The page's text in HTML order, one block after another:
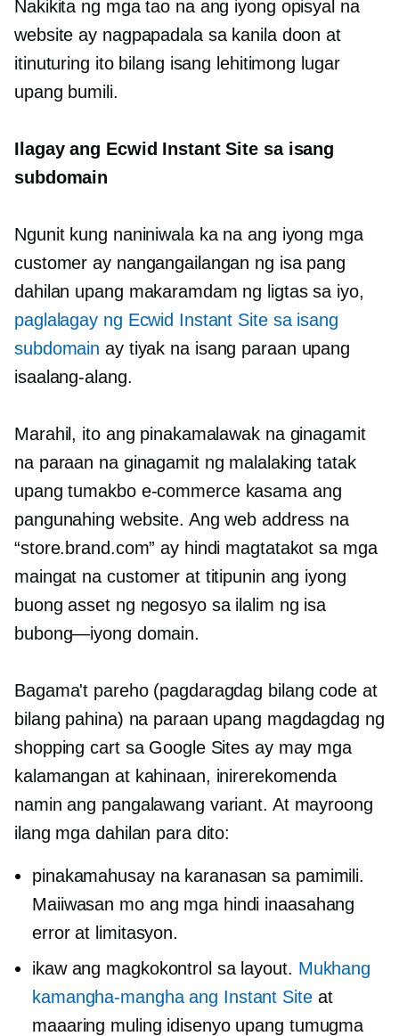
Nakikita ng mga tao na ang iyong opisyal na
website ay nagpapadala sa kanila doon at
itinuturing ito bilang isang lehitimong lugar
upang bumili.
Ilagay ang Ecwid Instant Site sa isang
subdomain
Ngunit kung naniniwala ka na ang iyong mga
customer ay nangangailangan ng isa pang
dahilan upang makaramdam ng ligtas sa iyo,
paglalagay ng Ecwid Instant Site sa isang
subdomain ay tiyak na isang paraan upang
isaalang-alang.
Marahil, ito ang pinakamalawak na ginagamit
na paraan na ginagamit ng malalaking tatak
upang tumakbo e-commercekasama ang
pangunahing website. Ang web address na
“store.brand.com” ay hindi magtatakot sa mga
maingat na customer at titipunin ang iyong
buong asset ng negosyo sa ilalim ng isa
bubong—iyong domain.
Bagama't pareho (pagdaragdag bilang code at
bilang pahina) na paraan upang magdagdag ng
shopping cart sa Google Sites ay may mga
kalamangan at kahinaan, inirerekomenda
namin ang pangalawang variant. At mayroong
ilang mga dahilan para dito:
pinakamahusay na karanasan sa pamimili.
Maiiwasan mo ang mga hindi inaasahang
error at limitasyon.
ikaw ang magkokontrol sa layout. Mukhang
kamangha-mangha ang Instant Siteat
maaaring muling idisenyo upang tumugma